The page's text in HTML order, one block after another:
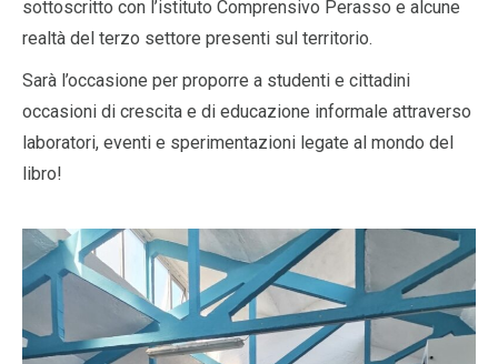
sottoscritto con l’istituto Comprensivo Perasso e alcune
realtà del terzo settore presenti sul territorio.
Sarà l’occasione per proporre a studenti e cittadini
occasioni di crescita e di educazione informale attraverso
laboratori, eventi e sperimentazioni legate al mondo del
libro!